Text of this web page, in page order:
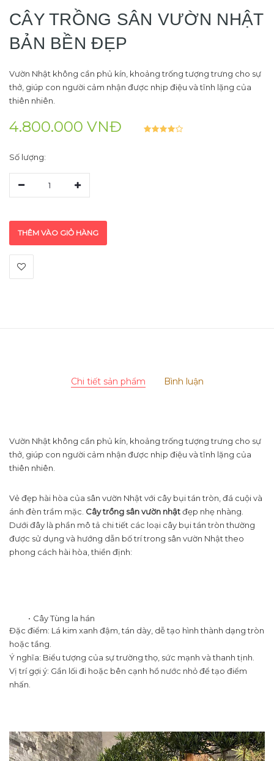
CÂY TRỒNG SÂN VƯỜN NHẬT
BẢN BỀN ĐẸP
Vườn Nhật không cần phủ kín, khoảng trống tượng trưng cho sự
thở, giúp con người cảm nhận được nhịp điệu và tĩnh lặng của
thiên nhiên.
4.800.000 VNĐ
Số lượng:
1
THÊM VÀO GIỎ HÀNG
Chi tiết sản phẩm Bình luận
Vườn Nhật không cần phủ kín, khoảng trống tượng trưng cho sự
thở, giúp con người cảm nhận được nhịp điệu và tĩnh lặng của
thiên nhiên.
Vẻ đẹp hài hòa của sân vườn Nhật với cây bụi tán tròn, đá cuội và
ánh đèn trầm mặc. Cây trồng sân vườn nhậtđẹp nhẹ nhàng.
Dưới đây là phần mô tả chi tiết các loại cây bụi tán tròn thường
được sử dụng và hướng dẫn bố trí trong sân vườn Nhật theo
phong cách hài hòa, thiền định:
Cây Tùng la hán
Đặc điểm: Lá kim xanh đậm, tán dày, dễ tạo hình thành dạng tròn
hoặc tầng.
Ý nghĩa: Biểu tượng của sự trường thọ, sức mạnh và thanh tịnh.
Vị trí gợi ý: Gần lối đi hoặc bên cạnh hồ nước nhỏ để tạo điểm
nhấn.